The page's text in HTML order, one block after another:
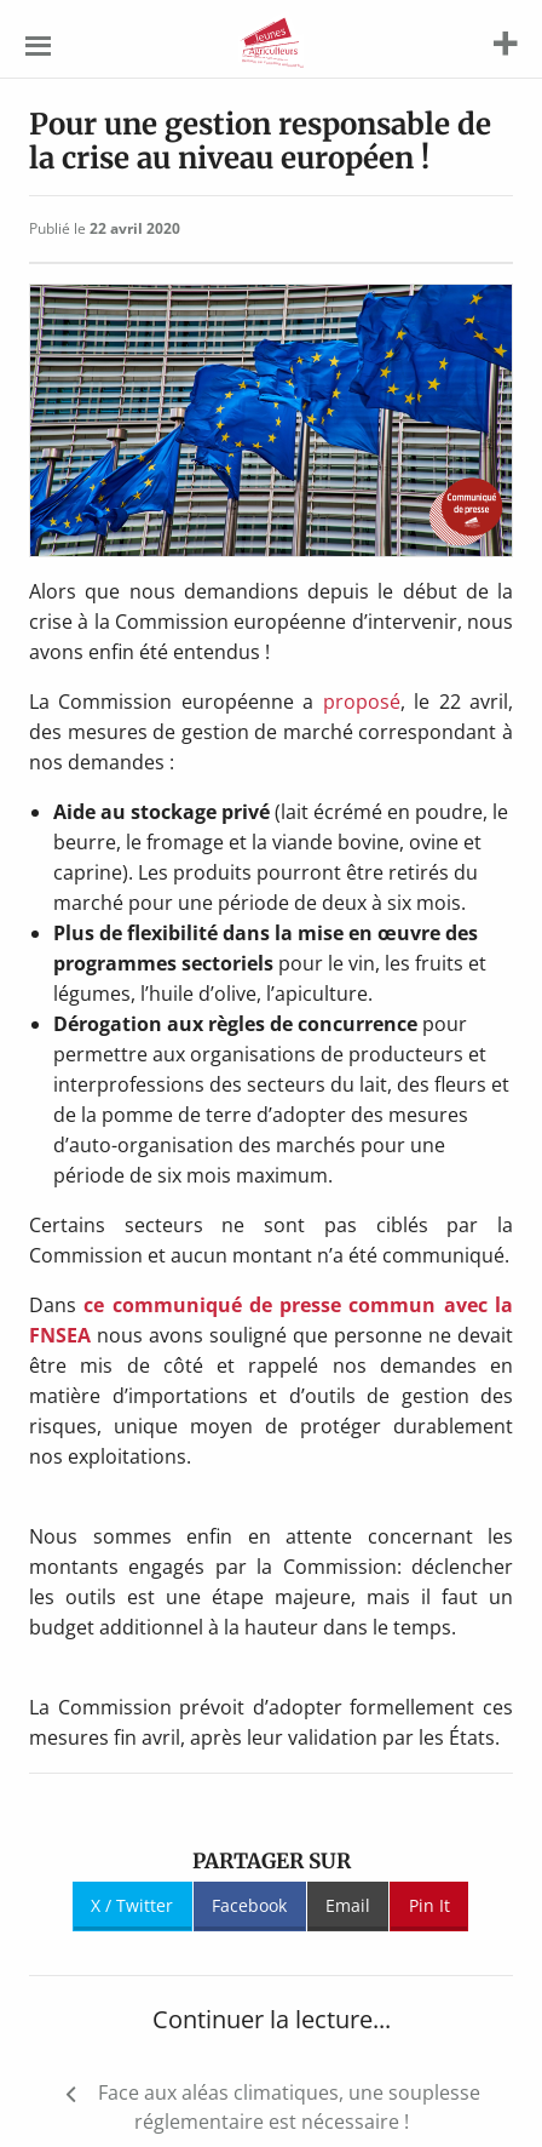
Agriculteurs
Pour une gestion responsable de
la crise au niveau européen !
Publié le 22 avril 2020
Alors que nous demandions depuis le début de la
crise à la Commission européenne d’intervenir, nous
avons enfin été entendus !
La Commission européenne a proposé, le 22 avril,
des mesures de gestion de marché correspondant à
nos demandes :
Aide au stockage privé(lait écrémé en poudre, le
beurre, le fromage et la viande bovine, ovine et
caprine). Les produits pourront être retirés du
marché pour une période de deux à six mois.
Plus de flexibilité dans la mise en œuvre des
programmes sectoriels pour le vin, les fruits et
légumes, l’huile d’olive, l’apiculture.
Dérogation aux règles de concurrence pour
permettre aux organisations de producteurs et
interprofessions des secteurs du lait, des fleurs et
de la pomme de terre d’adopter des mesures
d’auto-organisation des marchés pour une
période de six mois maximum.
Certains secteurs ne sont pas ciblés par la
Commission et aucun montant n’a été communiqué.
Dansce communiqué de presse commun avec la
FNSEA nous avons souligné que personne ne devait
être mis de côté et rappelé nos demandes en
matière d’importations et d’outils de gestion des
risques, unique moyen de protéger durablement
nos exploitations.
Nous sommes enfin en attente concernant les
montants engagés par la Commission: déclencher
les outils est une étape majeure, mais il faut un
budget additionnel à la hauteur dans le temps.
La Commission prévoit d’adopter formellement ces
mesures fin avril, après leur validation par les États.
PARTAGER SUR
X / Twitter Facebook Email Pin It
Continuer la lecture...
Navigation
Face aux aléas climatiques, une souplesse
réglementaire est nécessaire !